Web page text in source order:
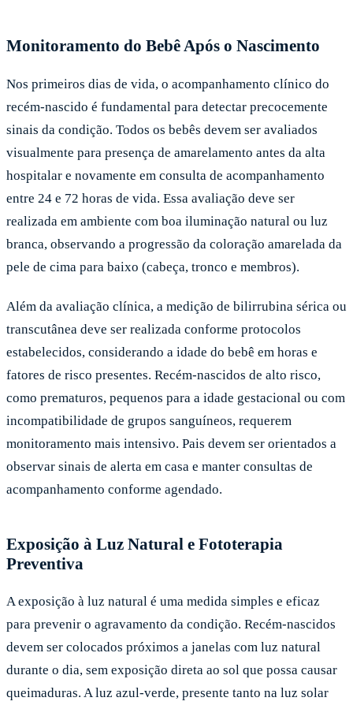
Monitoramento do Bebê Após o Nascimento
Nos primeiros dias de vida, o acompanhamento clínico do
recém-nascido é fundamental para detectar precocemente
sinais da condição. Todos os bebês devem ser avaliados
visualmente para presença de amarelamento antes da alta
hospitalar e novamente em consulta de acompanhamento
entre 24 e 72 horas de vida. Essa avaliação deve ser
realizada em ambiente com boa iluminação natural ou luz
branca, observando a progressão da coloração amarelada da
pele de cima para baixo (cabeça, tronco e membros).
Além da avaliação clínica, a medição de bilirrubina sérica ou
transcutânea deve ser realizada conforme protocolos
estabelecidos, considerando a idade do bebê em horas e
fatores de risco presentes. Recém-nascidos de alto risco,
como prematuros, pequenos para a idade gestacional ou com
incompatibilidade de grupos sanguíneos, requerem
monitoramento mais intensivo. Pais devem ser orientados a
observar sinais de alerta em casa e manter consultas de
acompanhamento conforme agendado.
Exposição à Luz Natural e Fototerapia
Preventiva
A exposição à luz natural é uma medida simples e eficaz
para prevenir o agravamento da condição. Recém-nascidos
devem ser colocados próximos a janelas com luz natural
durante o dia, sem exposição direta ao sol que possa causar
queimaduras. A luz azul-verde, presente tanto na luz solar